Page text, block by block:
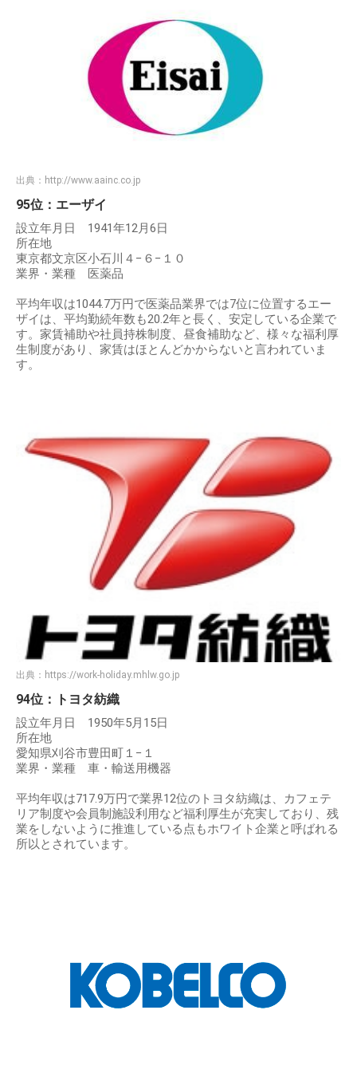
出典： http://www.aainc.co.jp
95位：エーザイ
設立年月日 1941年12月6日
所在地
東京都文京区小石川４−６−１０
業界・業種 医薬品
平均年収は1044.7万円で医薬品業界では7位に位置するエー
ザイは、平均勤続年数も20.2年と長く、安定している企業で
す。家賃補助や社員持株制度、昼食補助など、様々な福利厚
生制度があり、家賃はほとんどかからないと言われていま
す。
出典： https://work-holiday.mhlw.go.jp
94位：トヨタ紡織
設立年月日 1950年5月15日
所在地
愛知県刈谷市豊田町１−１
業界・業種 車・輸送用機器
平均年収は717.9万円で業界12位のトヨタ紡織は、カフェテ
リア制度や会員制施設利用など福利厚生が充実しており、残
業をしないように推進している点もホワイト企業と呼ばれる
所以とされています。